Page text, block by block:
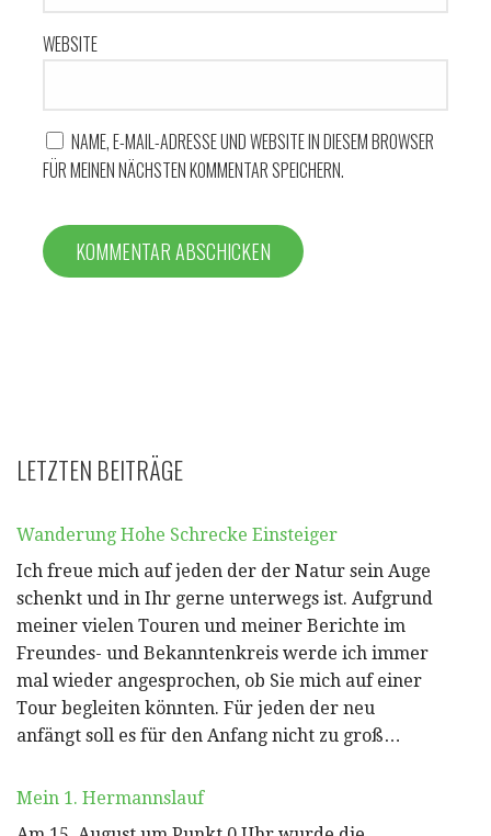
WEBSITE
NAME, E-MAIL-ADRESSE UND WEBSITE IN DIESEM BROWSER
FÜR MEINEN NÄCHSTEN KOMMENTAR SPEICHERN.
LETZTEN BEITRÄGE
Wanderung Hohe Schrecke Einsteiger
Ich freue mich auf jeden der der Natur sein Auge
schenkt und in Ihr gerne unterwegs ist. Aufgrund
meiner vielen Touren und meiner Berichte im
Freundes- und Bekanntenkreis werde ich immer
mal wieder angesprochen, ob Sie mich auf einer
Tour begleiten könnten. Für jeden der neu
anfängt soll es für den Anfang nicht zu groß…
Mein 1. Hermannslauf